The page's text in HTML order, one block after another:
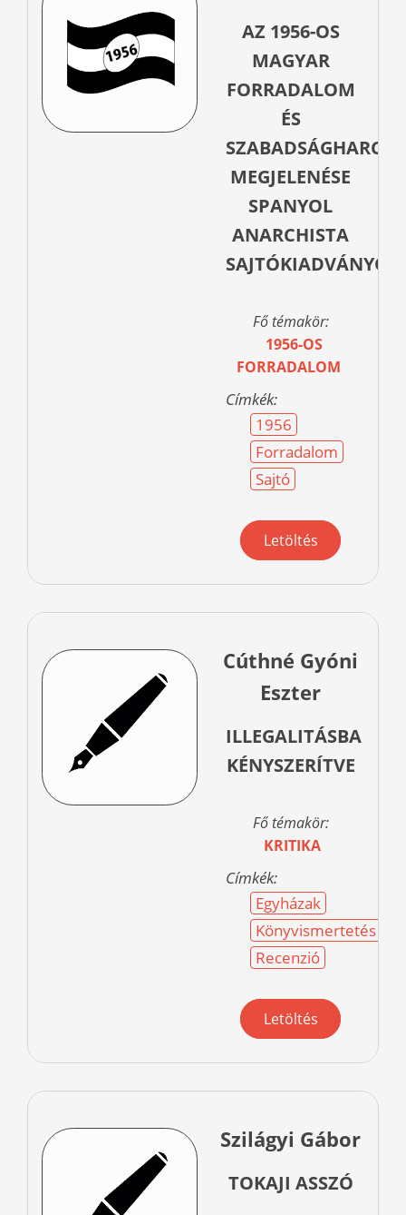
AZ 1956-OS
MAGYAR
FORRADALOM
ÉS
SZABADSÁGHARC
MEGJELENÉSE
SPANYOL
ANARCHISTA
Fő témakör:
1956-OS
FORRADALOM
Címkék:
1956
Forradalom
Sajtó
Letöltés
Cúthné Gyóni
Eszter
ILLEGALITÁSBA
KÉNYSZERÍTVE
Fő témakör:
KRITIKA
Címkék:
Egyházak
Könyvismertetés
Recenzió
Letöltés
Szilágyi Gábor
TOKAJI ASSZÓ